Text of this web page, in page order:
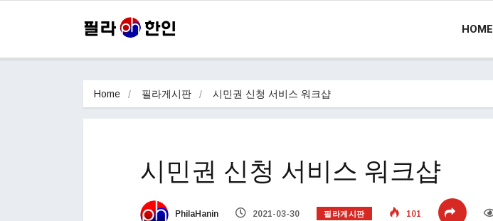
HOME
Home 필라게시판 시민권 신청 서비스 워크샵
시민권 신청 서비스 워크샵
PhilaHanin 2021-03-30 필라게시판 101